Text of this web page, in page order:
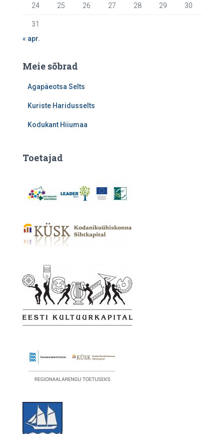
24 25 26 27 28 29 30
31
« apr.
Meie sõbrad
Agapäeotsa Selts
Kuriste Haridusselts
Kodukant Hiiumaa
Toetajad